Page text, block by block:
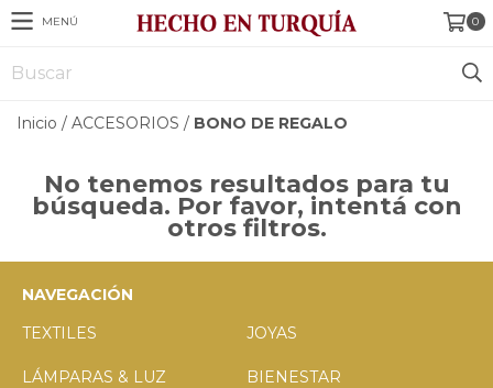
MENÚ 0
Inicio / ACCESORIOS / BONO DE REGALO
No tenemos resultados para tu
búsqueda. Por favor, intentá con
otros filtros.
NAVEGACIÓN
TEXTILES
JOYAS
LÁMPARAS & LUZ BIENESTAR